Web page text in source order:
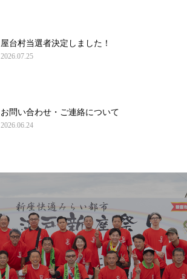
屋台村当選者決定しました！
2026.07.25
お問い合わせ・ご連絡について
2026.06.24